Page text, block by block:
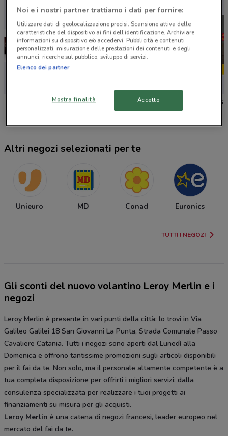
Cofidis
Altri negozi selezionati per te
Unieuro MD Conad
Euronics
TUTTI I NEGOZI
Gli sconti del nuovo volantino Leroy Merlin e i
negozi
Leroy Merlin è presente in vari punti della città: lo trovi in Via
Galileo Galilei 18 San Giovanni La Punta, Strada Comunale Passo
Cavaliere Catania. Tutti i negozi sono aperti dal Lunedì alla
Domenica e offrono tantissime promozioni sugli articoli disponibili
per il fai da te. Non solo, ma il personale altamente competente è a
tua completa disposizione per offrirti i migliori servizi: dalla
consulenza specializzata per realizzare i tuoi progetti ai
finanziamenti su misura per gli acquisti.
Leroy Merlin è una catena di negozi francesi, leader europeo nel
mercato del fai da te.
Noi e i nostri partner trattiamo i dati per fornire:
Utilizzare dati di geolocalizzazione precisi. Scansione attiva delle
caratteristiche del dispositivo ai fini dell’identificazione. Archiviare
informazioni su dispositivo e/o accedervi. Pubblicità e contenuti
personalizzati, misurazione delle prestazioni dei contenuti e degli
annunci, ricerche sul pubblico, sviluppo di servizi.
Elenco dei partner
Mostra finalità Accetto